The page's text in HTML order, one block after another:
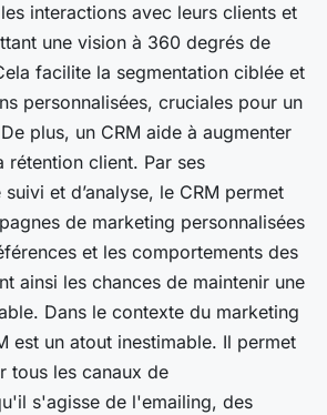
interactions avec leurs clients et
une vision à 360 degrés de
facilite la segmentation ciblée et
personnalisées, cruciales pour un
plus, un CRM aide à augmenter
rétention client. Par ses
et d’analyse, le CRM permet
de marketing personnalisées
et les comportements des
ainsi les chances de maintenir une
Dans le contexte du marketing
est un atout inestimable. Il permet
tous les canaux de
s'agisse de l'emailing, des